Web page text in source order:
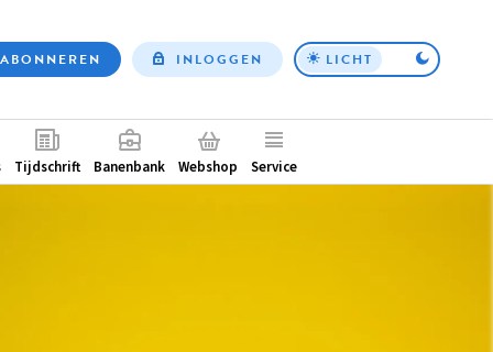
Top
ABONNEREN INLOGGEN LICHT
Tijdschrift Banenbank Webshop Service